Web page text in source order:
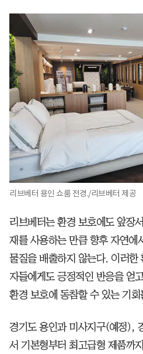
리브베터 용인 쇼룸 전경./리브베터 제공
리브베터는 환경 보호에도 앞장
재를 사용하는 만큼 향후 자연에
물질을 배출하지 않는다. 이러한
자들에게도 긍정적인 반응을 얻
환경 보호에 동참할 수 있는 기회
경기도 용인과 미사지구(예정),
서 기본형부터 최고급형 제품까